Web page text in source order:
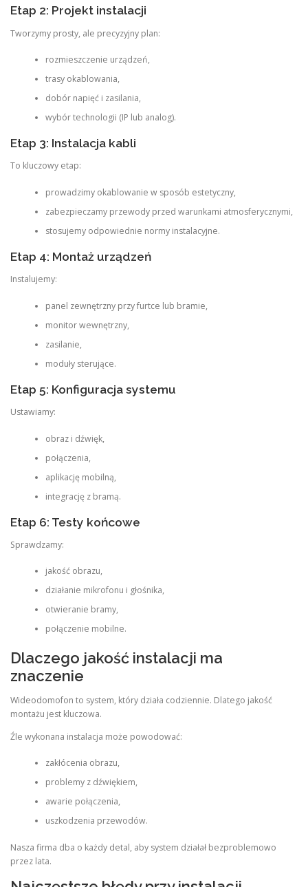
Etap 2: Projekt instalacji
Tworzymy prosty, ale precyzyjny plan:
rozmieszczenie urządzeń,
trasy okablowania,
dobór napięć i zasilania,
wybór technologii (IP lub analog).
Etap 3: Instalacja kabli
To kluczowy etap:
prowadzimy okablowanie w sposób estetyczny,
zabezpieczamy przewody przed warunkami atmosferycznymi,
stosujemy odpowiednie normy instalacyjne.
Etap 4: Montaż urządzeń
Instalujemy:
panel zewnętrzny przy furtce lub bramie,
monitor wewnętrzny,
zasilanie,
moduły sterujące.
Etap 5: Konfiguracja systemu
Ustawiamy:
obraz i dźwięk,
połączenia,
aplikację mobilną,
integrację z bramą.
Etap 6: Testy końcowe
Sprawdzamy:
jakość obrazu,
działanie mikrofonu i głośnika,
otwieranie bramy,
połączenie mobilne.
Dlaczego jakość instalacji ma
znaczenie
Wideodomofon to system, który działa codziennie. Dlatego jakość
montażu jest kluczowa.
Źle wykonana instalacja może powodować:
zakłócenia obrazu,
problemy z dźwiękiem,
awarie połączenia,
uszkodzenia przewodów.
Nasza firma dba o każdy detal, aby system działał bezproblemowo
przez lata.